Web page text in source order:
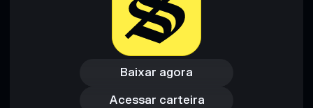
Baixar agora
Baixar agora
Acessar carteira
Acessar carteira